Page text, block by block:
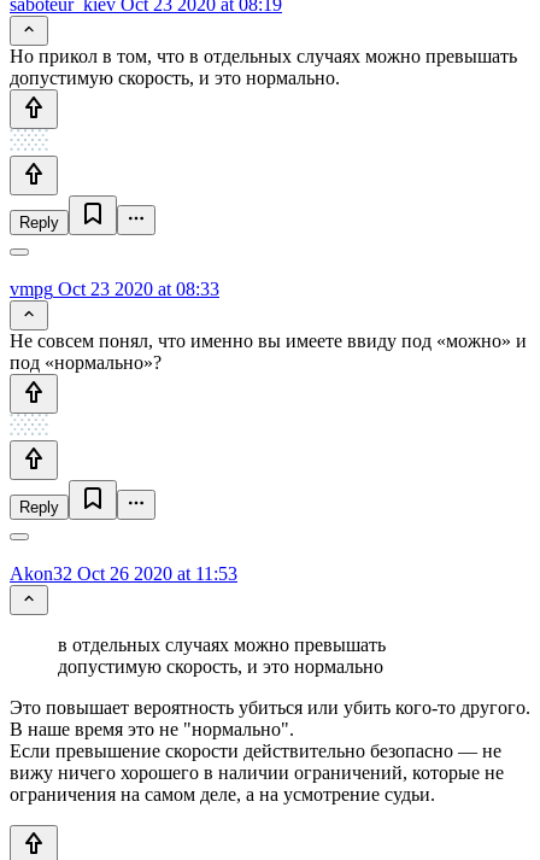
Но прикол в том, что в отдельных случаях можно превышать
допустимую скорость, и это нормально.
Reply
vmpg Oct 23 2020 at 08:33
Не совсем понял, что именно вы имеете ввиду под «можно» и
под «нормально»?
Reply
Akon32 Oct 26 2020 at 11:53
в отдельных случаях можно превышать
допустимую скорость, и это нормально
Это повышает вероятность убиться или убить кого-то другого.
В наше время это не "нормально".
Если превышение скорости действительно безопасно — не
вижу ничего хорошего в наличии ограничений, которые не
ограничения на самом деле, а на усмотрение судьи.